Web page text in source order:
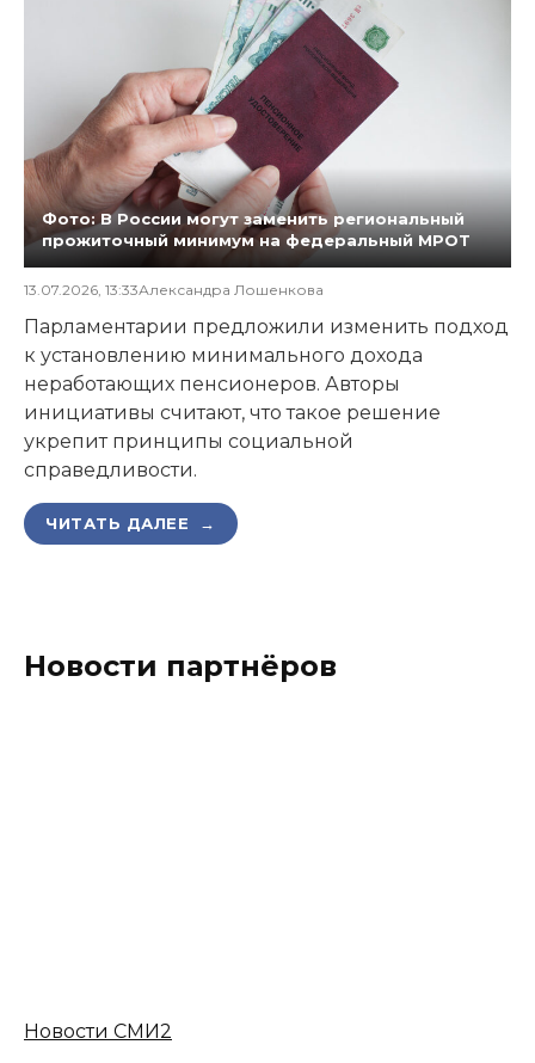
Фото: В России могут заменить региональный
прожиточный минимум на федеральный МРОТ
13.07.2026, 13:33Александра Лошенкова
Парламентарии предложили изменить подход
к установлению минимального дохода
неработающих пенсионеров. Авторы
инициативы считают, что такое решение
укрепит принципы социальной
справедливости.
ЧИТАТЬ ДАЛЕЕ →
Новости партнёров
Новости СМИ2